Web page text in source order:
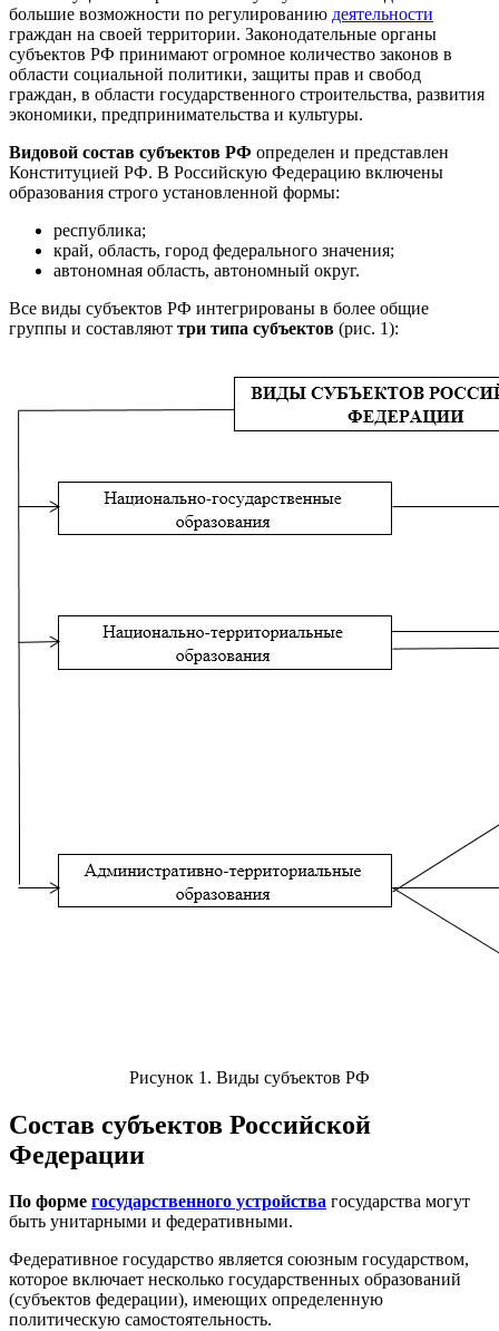
большие возможности по регулированию деятельности
граждан на своей территории. Законодательные органы
субъектов РФ принимают огромное количество законов в
области социальной политики, защиты прав и свобод
граждан, в области государственного строительства, развития
экономики, предпринимательства и культуры.
Видовой состав субъектов РФ определен и представлен
Конституцией РФ. В Российскую Федерацию включены
образования строго установленной формы:
республика;
край, область, город федерального значения;
автономная область, автономный округ.
Все виды субъектов РФ интегрированы в более общие
группы и составляют три типа субъектов (рис. 1):
Рисунок 1. Виды субъектов РФ
Состав субъектов Российской
Федерации
По форме государственного устройства государства могут
быть унитарными и федеративными.
Федеративное государство является союзным государством,
которое включает несколько государственных образований
(субъектов федерации), имеющих определенную
политическую самостоятельность.